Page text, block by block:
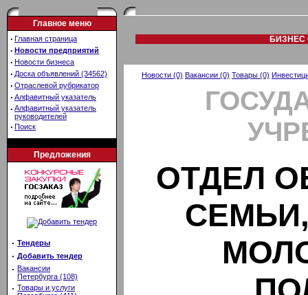
Главное меню
· Главная страница
· Новости предприятий
· Новости бизнеса
· Доска объявлений (34562)
· Отраслевой рубрикатор
· Алфавитный указатель
· Алфавитный указатель
руководителей
· Поиск
Предложения
· Тендеры
· Добавить тендер
· Вакансии
Петербурга (108)
· Товары и услуги
БИЗНЕС
Новости (0) Вакансии (0) Товары (0)
ОТДЕЛ